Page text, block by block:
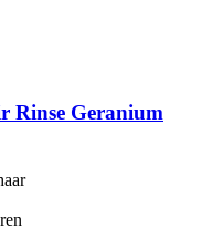
Rinse Geranium